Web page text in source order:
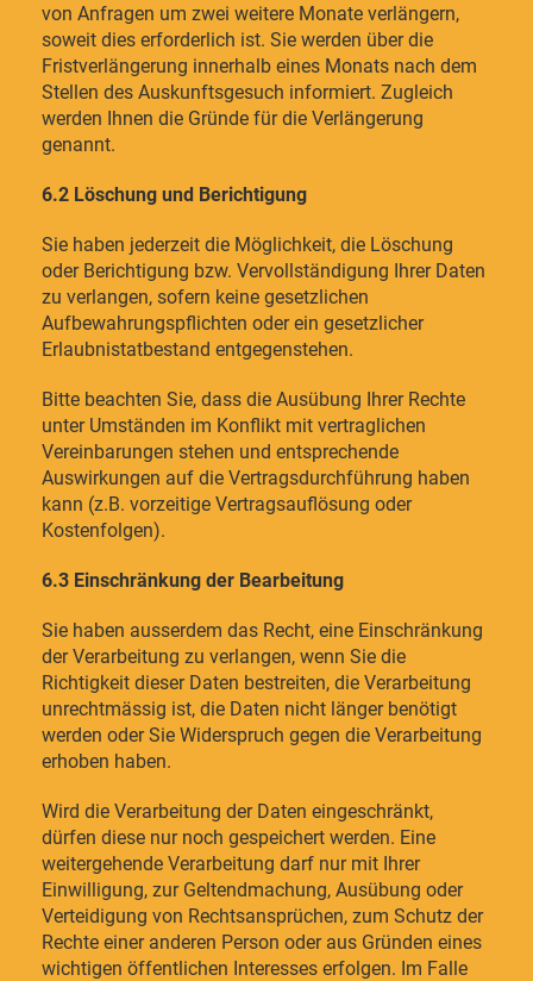
von Anfragen um zwei weitere Monate verlängern,
soweit dies erforderlich ist. Sie werden über die
Fristverlängerung innerhalb eines Monats nach dem
Stellen des Auskunftsgesuch informiert. Zugleich
werden Ihnen die Gründe für die Verlängerung
genannt.
6.2 Löschung und Berichtigung
Sie haben jederzeit die Möglichkeit, die Löschung
oder Berichtigung bzw. Vervollständigung Ihrer Daten
zu verlangen, sofern keine gesetzlichen
Aufbewahrungspflichten oder ein gesetzlicher
Erlaubnistatbestand entgegenstehen.
Bitte beachten Sie, dass die Ausübung Ihrer Rechte
unter Umständen im Konflikt mit vertraglichen
Vereinbarungen stehen und entsprechende
Auswirkungen auf die Vertragsdurchführung haben
kann (z.B. vorzeitige Vertragsauflösung oder
Kostenfolgen).
6.3 Einschränkung der Bearbeitung
Sie haben ausserdem das Recht, eine Einschränkung
der Verarbeitung zu verlangen, wenn Sie die
Richtigkeit dieser Daten bestreiten, die Verarbeitung
unrechtmässig ist, die Daten nicht länger benötigt
werden oder Sie Widerspruch gegen die Verarbeitung
erhoben haben.
Wird die Verarbeitung der Daten eingeschränkt,
dürfen diese nur noch gespeichert werden. Eine
weitergehende Verarbeitung darf nur mit Ihrer
Einwilligung, zur Geltendmachung, Ausübung oder
Verteidigung von Rechtsansprüchen, zum Schutz der
Rechte einer anderen Person oder aus Gründen eines
wichtigen öffentlichen Interesses erfolgen. Im Falle